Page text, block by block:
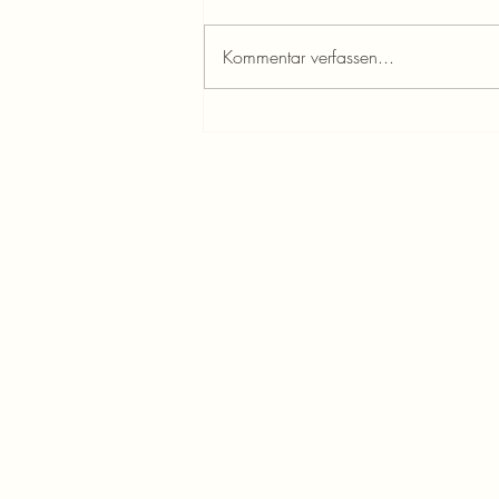
Kommentar verfassen...